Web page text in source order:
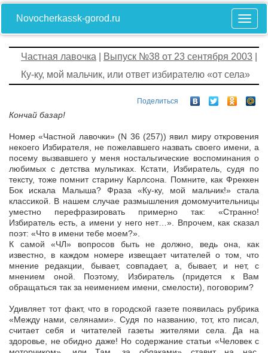
Novocherkassk-gorod.ru
Частная лавочка Выпуск №38 от 23 сентября 2003
Ку-ку, мой мальчик, или ответ избирателю «от села»
Поделиться
Кончай базар!
Номер «Частной лавочки» (N 36 (257)) явил миру откровения
некоего Избирателя, не пожелавшего назвать своего имени, а
посему вызвавшего у меня ностальгические воспоминания о
любимых с детства мультиках. Кстати, Избиратель, судя по
тексту, тоже помнит старину Карлсона. Помните, как Фреккен
Бок искала Малыша? Фраза «Ку-ку, мой мальчик!» стала
классикой. В нашем случае размышления домомучительницы
уместно перефразировать примерно так: «Странно!
Избиратель есть, а имени у него нет…». Впрочем, как сказал
поэт: «Что в имени тебе моем?».
К самой «ЧЛ» вопросов быть не должно, ведь она, как
известно, в каждом номере извещает читателей о том, что
мнение редакции, бывает, совпадает, а, бывает, и нет, с
мнением оной. Поэтому, Избиратель (придется к Вам
обращаться так за неимением имени, смелости), поговорим?
Удивляет тот факт, что в городской газете появилась рубрика
«Между нами, селянами». Судя по названию, тот, кто писал,
считает себя и читателей газеты жителями села. Да на
здоровье, не обидно даже! Но содержание статьи «Человек с